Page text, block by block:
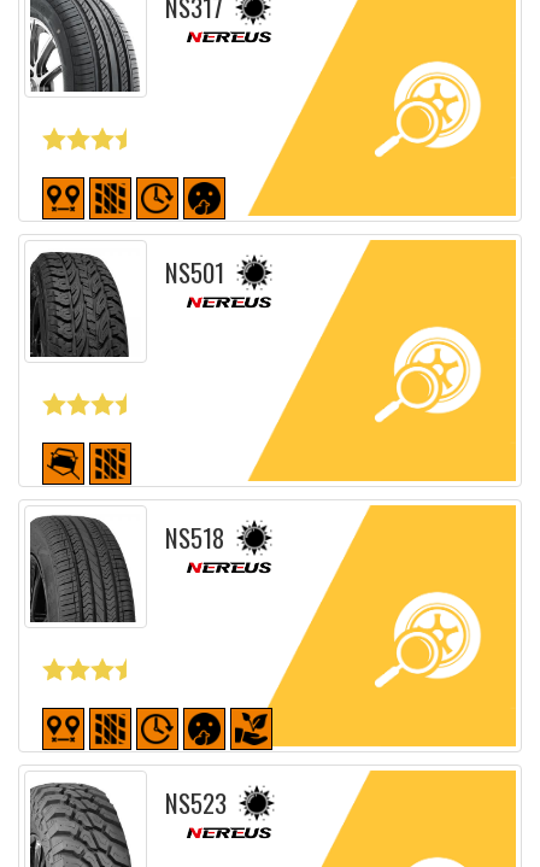
Fiche détaillée
NS501
Fiche détaillée
NS518
Fiche détaillée
NS523